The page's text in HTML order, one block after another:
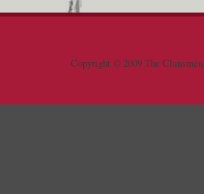
Copyright © 2009 The Clansmen